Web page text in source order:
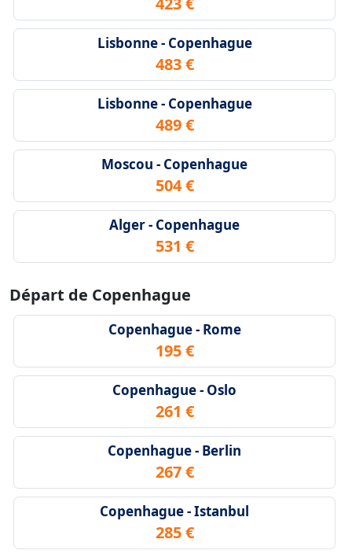
Lisbonne - Copenhague
483 €
Lisbonne - Copenhague
489 €
Moscou - Copenhague
504 €
Alger - Copenhague
531 €
Départ de Copenhague
Copenhague - Rome
195 €
Copenhague - Oslo
261 €
Copenhague - Berlin
267 €
Copenhague - Istanbul
285 €